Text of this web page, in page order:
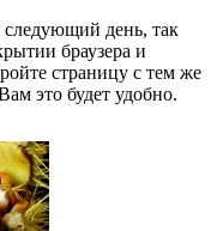
день, так
браузера и
страницу с тем же
это будет удобно.